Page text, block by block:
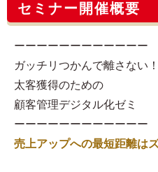
セミナー開催概要
ーーーーーーーーーーーー
ガッチリつかんで離さない！
太客獲得のための
顧客管理デジタル化ゼミ
ーーーーーーーーーーーー
売上アップへの最短距離は